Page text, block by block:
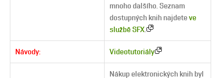
mnoho dalšího. Seznam
dostupných knih najdeteve
službě SFX
Návody: Videotutoriály
Nákup elektronických knih byl